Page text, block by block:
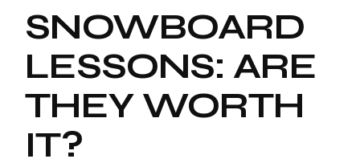
SNOWBOARD
LESSONS: ARE
THEY WORTH
IT?